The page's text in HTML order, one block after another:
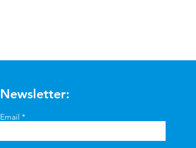
Newsletter:
Email